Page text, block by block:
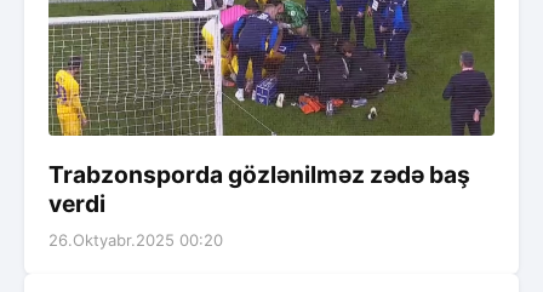
Trabzonsporda gözlənilməz zədə baş
verdi
26.Oktyabr.2025 00:20